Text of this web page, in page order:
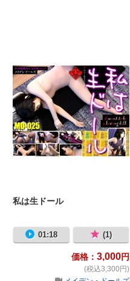
私は生ドール
01:18 (1)
価格： 3,000円
(税込3,300円)